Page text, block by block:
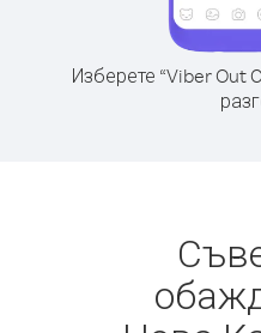
Изберете “Viber Out